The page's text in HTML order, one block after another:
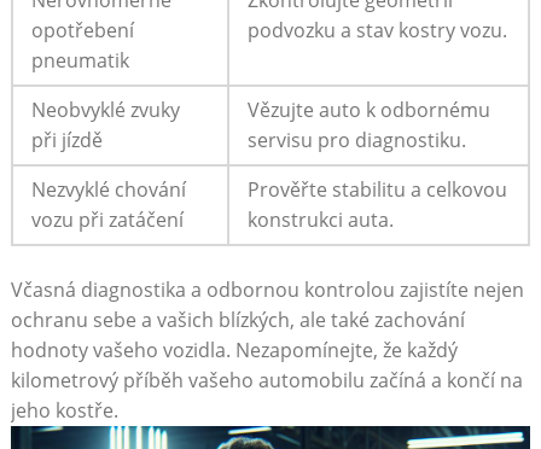
opotřebení
pneumatik
podvozku a stav kostry vozu.
Neobvyklé zvuky
při jízdě
Vězujte auto k odbornému
servisu pro diagnostiku.
Nezvyklé ​chování
vozu při​ zatáčení
Prověřte stabilitu a celkovou
konstrukci auta.
Včasná diagnostika ⁤a odbornou kontrolou zajistíte nejen
ochranu sebe a vašich blízkých, ale také zachování
hodnoty⁤ vašeho vozidla. Nezapomínejte, že každý
kilometrový příběh vašeho automobilu ​začíná⁤ a ‍končí na​
jeho kostře.